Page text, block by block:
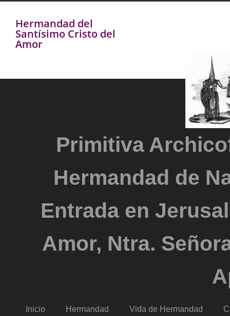
Hermandad del
Santísimo Cristo del
Amor
Primitiva
Hermandad de
Entrada en
Amor, Ntra.
Inicio Hermandad Vida de Hermandad